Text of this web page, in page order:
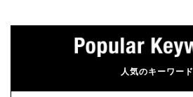
人気のキーワード